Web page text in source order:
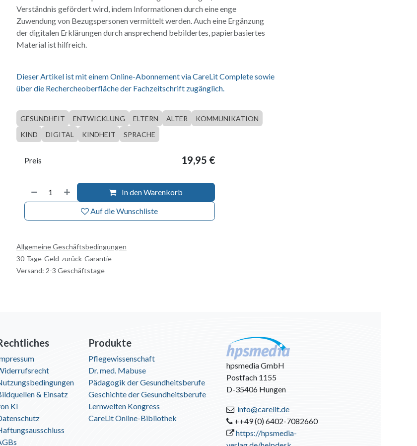
Verständnis gefördert wird, indem Informationen durch eine enge
Zuwendung von Bezugspersonen vermittelt werden. Auch eine Ergänzung
der digitalen Erklärungen durch ansprechend bebildertes, papierbasiertes
Material ist hilfreich.
Dieser Artikel ist mit einem Online-Abonnement via CareLit Complete sowie
über die Rechercheoberfläche der Fachzeitschrift zugänglich.
GESUNDHEIT ENTWICKLUNG ELTERN ALTER
KOMMUNIKATION
KIND
DIGITAL KINDHEIT SPRACHE
In den Warenkorb
Auf die Wunschliste
Preis 19,95 €
Allgemeine Geschäftsbedingungen
30-Tage-Geld-zurück-Garantie
Versand: 2-3 Geschäftstage
& Einsatz
KI
Produkte
Pflegewissenschaft
Dr. med. Mabuse
Pädagogik der Gesundheitsberufe
Geschichte der Gesundheitsberufe
Lernwelten Kongress
CareLit Online-Bibliothek
hpsmedia GmbH
Postfach 1155
D-35406 Hungen
info@carelit.de
++49 (0) 6402-7082660
https://hpsmedia-